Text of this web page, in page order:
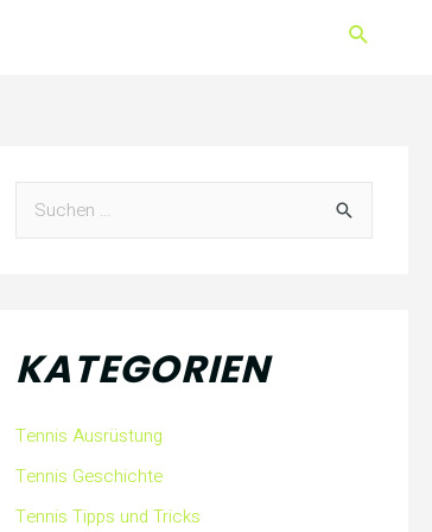
h
n
KATEGORIEN
Tennis Ausrüstung
Tennis Geschichte
Tennis Tipps und Tricks